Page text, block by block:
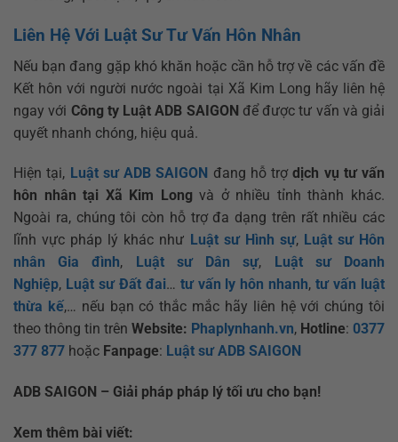
Liên Hệ Với Luật Sư Tư Vấn Hôn Nhân
Nếu bạn đang gặp khó khăn hoặc cần hỗ trợ về các vấn đề
Kết hôn với người nước ngoài tại Xã Kim Long hãy liên hệ
ngay với Công ty Luật ADB SAIGON để được tư vấn và giải
quyết nhanh chóng, hiệu quả.
Hiện tại, Luật sư ADB SAIGON đang hỗ trợdịch vụ tư vấn
hôn nhân tại Xã Kim Longvà ở nhiều tỉnh thành khác.
Ngoài ra, chúng tôi còn hỗ trợ đa dạng trên rất nhiều các
lĩnh vực pháp lý khác như Luật sư Hình sự, Luật sư Hôn
nhân Gia đình, Luật sư Dân sự,
Luật sư Doanh
Nghiệp, Luật sư Đất đai… tư vấn ly hôn nhanh,tư vấn luật
thừa kế,… nếu bạn có thắc mắc hãy liên hệ với chúng tôi
theo thông tin trên Website: Phaplynhanh.vn, Hotline: 0377
377 877 hoặc Fanpage: Luật sư ADB SAIGON
ADB SAIGON – Giải pháp pháp lý tối ưu cho bạn!
Xem thêm bài viết: